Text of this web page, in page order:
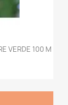
VERDE 100 M